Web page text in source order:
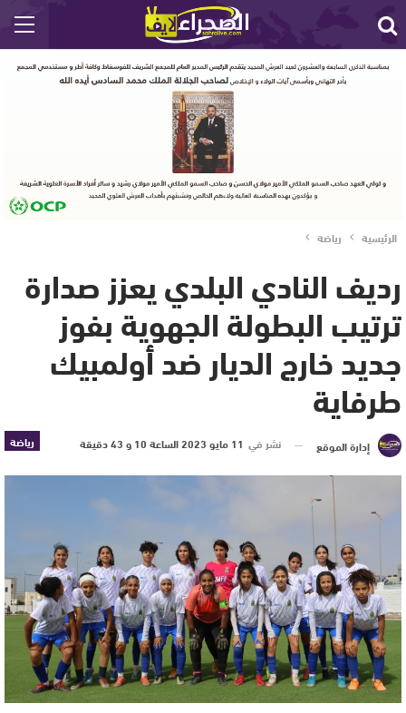
الرئيسية رياضة
رديف النادي البلدي يعزز صدارة
ترتيب البطولة الجهوية بفوز
جديد خارج الديار ضد أولمبيك
طرفاية
رياضة إدارة الموقع نشر في 11 مايو 2023 الساعة 10 و 43 دقيقة